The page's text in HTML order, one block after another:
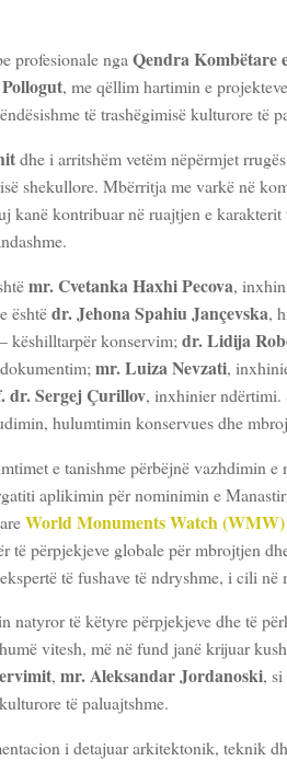
profesionale nga Qendra Kombëtare
, me qëllim hartimin e
të trashëgimisë kulturore të
dhe i arritshëm vetëm nëpërmjet
shekullore. Mbërritja me varkë në
kanë kontribuar në ruajtjen e
mr. Cvetanka Haxhi Pecova,
ështëdr. Jehona Spahiu Jançevska,
këshilltarpër konservim; dr. Lidija
mr. Luiza Nevzati,
dr. Sergej Çurillov, inxhinier ndërtimi.
hulumtimin konservues dhe
e tanishme përbëjnë vazhdimin
aplikimin për nominimin e
World Monuments Watch (WMW)
të përpjekjeve globale për mbrojtjen
të fushave të ndryshme, i cili
natyror të këtyre përpjekjeve dhe të
vitesh, më në fund janë krijuar
, mr. Aleksandar Jordanoski,
të paluajtshme.
i detajuar arkitektonik, teknik